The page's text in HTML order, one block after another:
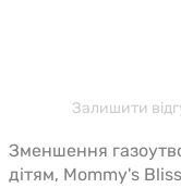
Залишити
Зменшення
дітям, Mommy's